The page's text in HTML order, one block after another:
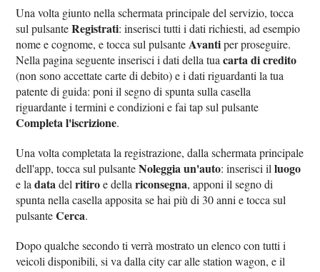
Una volta giunto nella schermata principale del servizio, tocca
sul pulsanteRegistrati: inserisci tutti i dati richiesti, ad esempio
nome e cognome, e tocca sul pulsanteAvantiper proseguire.
Nella pagina seguente inserisci i dati della tuacarta di credito
(non sono accettate carte di debito) e i dati riguardanti la tua
patente di guida: poni il segno di spunta sulla casella
riguardante i termini e condizioni e fai tap sul pulsante
Completa l'iscrizione.
Una volta completata la registrazione, dalla schermata principale
dell'app, tocca sul pulsanteNoleggia un'auto: inserisci illuogo
e ladatadelritiroe dellariconsegna, apponi il segno di
spunta nella casella apposita se hai più di 30 anni e tocca sul
pulsanteCerca.
Dopo qualche secondo ti verrà mostrato un elenco con tutti i
veicoli disponibili, si va dalla city car alle station wagon, e il